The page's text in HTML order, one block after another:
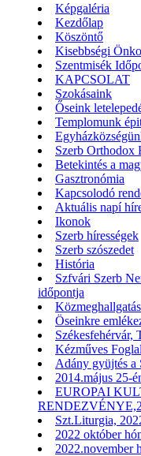
Képgaléria
Kezdőlap
Köszöntő
Kisebbségi
Szentmisék
KAPCSOLAT
Szokásaink
Őseink
Templomunk
Szerb Orthodox
Betekintés a
Gasztronómia
Kapcsolodó
Aktuális napí
Ikonok
Szerb hírességek
Szerb szószedet
História
Szfvári Szerb
időpontja
Közmeghallgatás
Öseinkre
Székesfehérvár,
Kézműves
Adány gyüjtés a
2014.május 25-
EUROPAI
Szt.Liturgia,
2022 október
2022.november